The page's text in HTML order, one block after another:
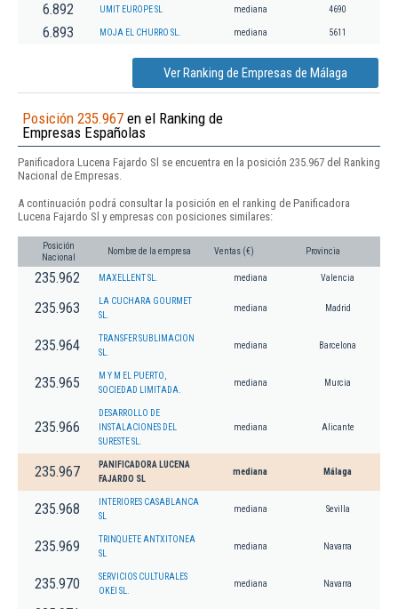
6.892 UMIT EUROPE SL mediana 4690
6.893 MOJA EL CHURRO SL. mediana 5611
Ver Ranking de Empresas de Málaga
Posición 235.967 en el Ranking de
Empresas Españolas
Panificadora Lucena Fajardo Sl se encuentra en la posición 235.967 del Ranking
Nacional de Empresas.
A continuación podrá consultar la posición en el ranking de Panificadora
Lucena Fajardo Sl y empresas con posiciones similares:
Posición
Nacional
Nombre de la empresa Ventas (€) Provincia
235.962 MAXELLENT SL. mediana Valencia
235.963
LA CUCHARA GOURMET
SL.
mediana Madrid
235.964
TRANSFER SUBLIMACION
SL.
mediana Barcelona
235.965
M Y M EL PUERTO,
SOCIEDAD LIMITADA.
mediana Murcia
235.966
DESARROLLO DE
INSTALACIONES DEL
SURESTE SL.
mediana Alicante
235.967
PANIFICADORA LUCENA
FAJARDO SL
mediana Málaga
235.968
INTERIORES CASABLANCA
SL
mediana Sevilla
235.969
TRINQUETE ANTXITONEA
SL
mediana Navarra
235.970
SERVICIOS CULTURALES
OKEI SL.
mediana Navarra